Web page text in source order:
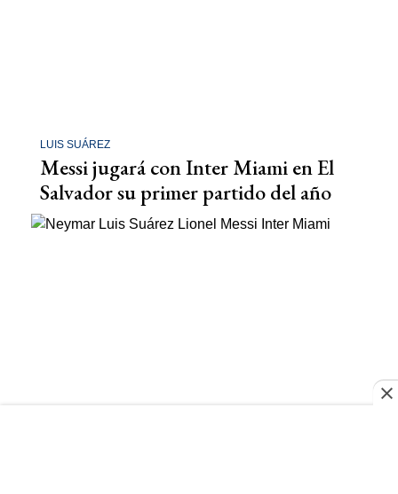
LUIS SUÁREZ
Messi jugará con Inter Miami en El
Salvador su primer partido del año